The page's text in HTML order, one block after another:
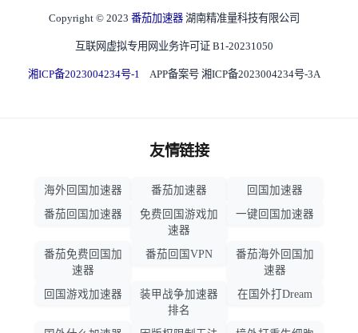
Copyright © 2023 番茄加速器 湖南精准量科技有限公司
互联网虚拟专用网业务许可证 B1-20231050
湘ICP备2023004234号-1 APP备案号 湘ICP备2023004234号-3A
友情链接
海外回国加速器 番茄加速器
回国加速器
番茄回国加速器
免费回国游戏加
速器
一键回国加速器
番茄免费回国加
速器
番茄回国VPN
番茄海外回国加
速器
回国游戏加速器
装甲战争加速器
排名
在国外打Dream